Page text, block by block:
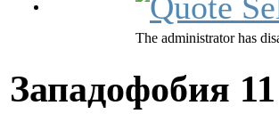
The administrator has
Западофобия